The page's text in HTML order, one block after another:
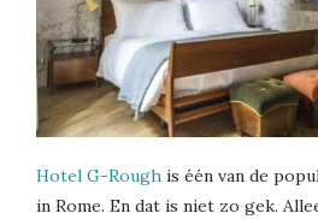
Hotel G-Rough is één van de
in Rome. En dat is niet zo gek.